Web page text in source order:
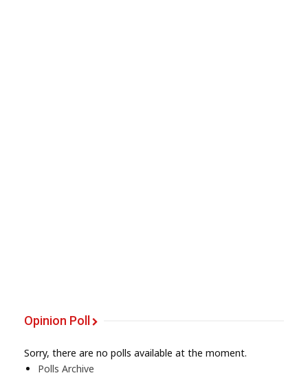
Opinion Poll
Sorry, there are no polls available at the moment.
Polls Archive